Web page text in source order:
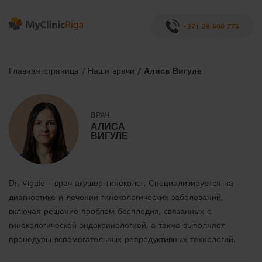
+371 28 660 775
Главная страница Наши врачи Алиса Вигуле
ВРАЧ
АЛИСА
ВИГУЛЕ
Dr. Vigule – врач акушер-гинеколог. Специализируется на
диагностике и лечении гинекологических заболеваний,
включая решение проблем бесплодия, связанных с
гинекологической эндокринологией, а также выполняет
процедуры вспомогательных репродуктивных технологий.